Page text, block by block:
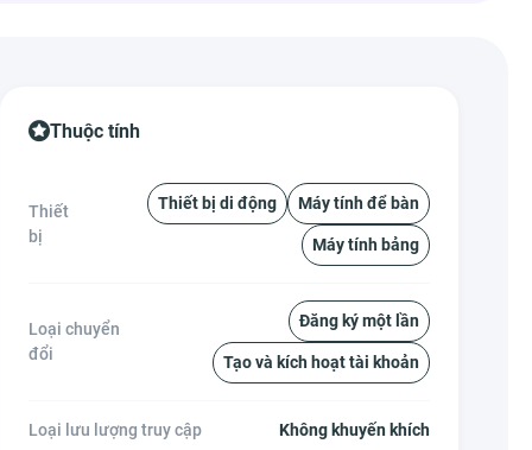
Thuộc tính
Thiết
bị
Thiết bị di động Máy tính để bàn
Máy tính bảng
Loại chuyển
đổi
Đăng ký một lần
Tạo và kích hoạt tài khoản
Loại lưu lượng truy cập Không khuyến khích